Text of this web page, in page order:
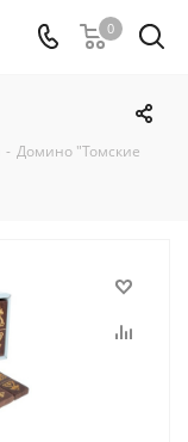
0
- Домино "Томские